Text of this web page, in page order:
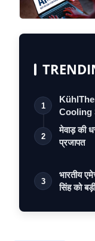
1
Cooling
2
मेवाड़ की
प्रजापत
3
भारतीय
सिंह को